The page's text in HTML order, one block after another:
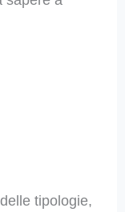
tipologie,